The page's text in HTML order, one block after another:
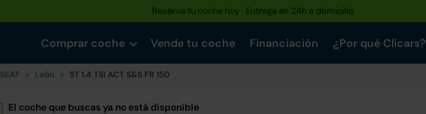
Reserva tu coche hoy · Entrega en 24h a domicilio
Comprar coche Vende tu coche Financiación ¿Por qué Clicars?
SEAT León ST 1.4 TSI ACT S&S FR 150
El coche que buscas ya no está disponible